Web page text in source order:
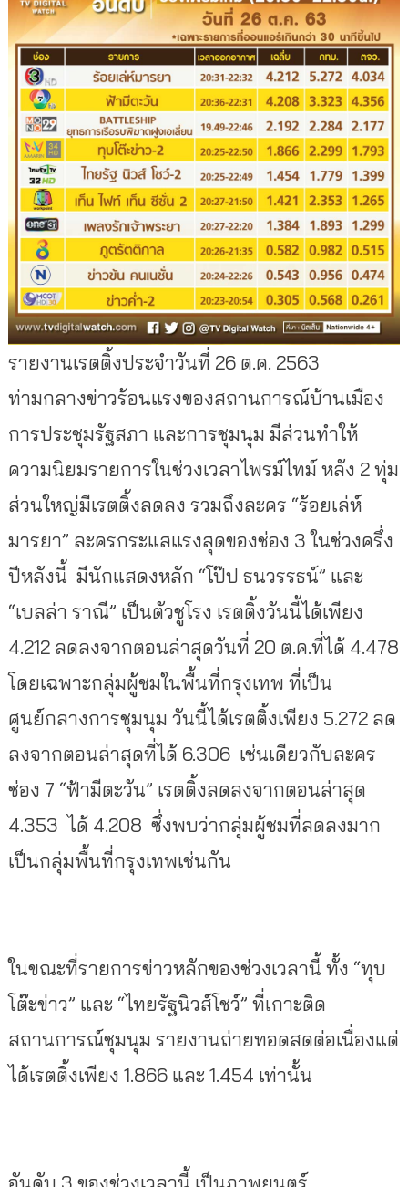
รายงานเรตติ้งประจำวันที่ 26 ต.ค. 2563
ท่ามกลางข่าวร้อนแรงของสถานการณ์บ้านเมือง
การประชุมรัฐสภา และการชุมนุม มีส่วนทำให้
ความนิยมรายการในช่วงเวลาไพรม์ไทม์ หลัง 2 ทุ่ม
ส่วนใหญ่มีเรตติ้งลดลง รวมถึงละคร “ร้อยเล่ห์
มารยา” ละครกระแสแรงสุดของช่อง 3 ในช่วงครึ่ง
ปีหลังนี้ มีนักแสดงหลัก “โป๊ป ธนวรรธน์” และ
“เบลล่า ราณี” เป็นตัวชูโรง เรตติ้งวันนี้ได้เพียง
4.212 ลดลงจากตอนล่าสุดวันที่ 20 ต.ค.ที่ได้ 4.478
โดยเฉพาะกลุ่มผู้ชมในพื้นที่กรุงเทพ ที่เป็น
ศูนย์กลางการชุมนุม วันนี้ได้เรตติ้งเพียง 5.272 ลด
ลงจากตอนล่าสุดที่ได้ 6.306 เช่นเดียวกับละคร
ช่อง 7 “ฟ้ามีตะวัน” เรตติ้งลดลงจากตอนล่าสุด
4.353 ได้ 4.208 ซึ่งพบว่ากลุ่มผู้ชมที่ลดลงมาก
เป็นกลุ่มพื้นที่กรุงเทพเช่นกัน
ในขณะที่รายการข่าวหลักของช่วงเวลานี้ ทั้ง “ทุบ
โต๊ะข่าว” และ “ไทยรัฐนิวส์โชว์” ที่เกาะติด
สถานการณ์ชุมนุม รายงานถ่ายทอดสดต่อเนื่องแต่
ได้เรตติ้งเพียง 1.866 และ 1.454 เท่านั้น